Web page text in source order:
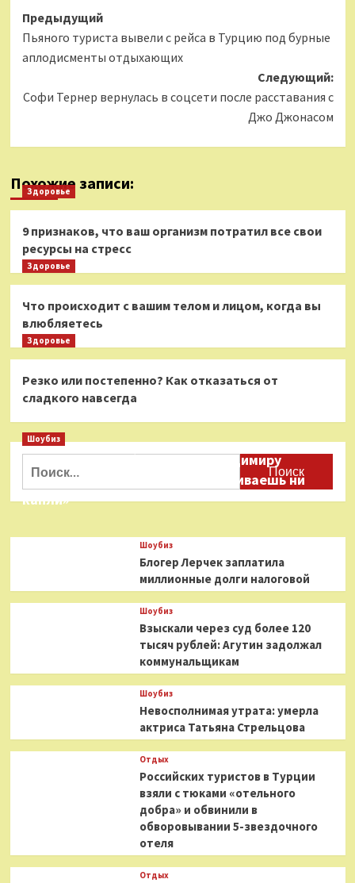
Навигация
записи
Предыдущий
Пьяного туриста вывели с рейса в Турцию под бурные
аплодисменты отдыхающих
Следующий:
Софи Тернер вернулась в соцсети после расставания с
Джо Джонасом
Похожие записи:
Здоровье
9 признаков, что ваш организм потратил все свои
ресурсы на стресс
Здоровье
Что происходит с вашим телом и лицом, когда вы
влюбляетесь
Здоровье
Резко или постепенно? Как отказаться от
сладкого навсегда
Шоубиз
Даня Милохин обратился к Владимиру
Соловьеву: «Ты меня не расстраиваешь ни
капли»
Шоубиз
Блогер Лерчек заплатила
миллионные долги налоговой
Шоубиз
Взыскали через суд более 120
тысяч рублей: Агутин задолжал
коммунальщикам
Шоубиз
Невосполнимая утрата: умерла
актриса Татьяна Стрельцова
Отдых
Российских туристов в Турции
взяли с тюками «отельного
добра» и обвинили в
обворовывании 5-звездочного
отеля
Отдых